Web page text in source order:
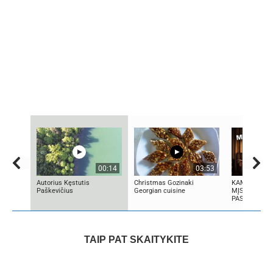
00:14
Autorius Kęstutis
Paškevičius
03:53
Christmas Gozinaki
Georgian cuisine
MĮSLINGA
PASLAPTIS
TAIP PAT SKAITYKITE